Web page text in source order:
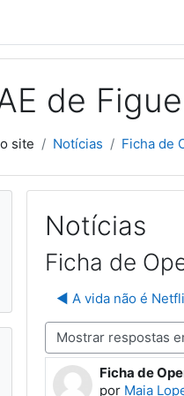
de
site Notícias Ficha de
Notícias
Ficha de
◀︎ A vida não é
de visualização
Ficha de
por Maia
Número de